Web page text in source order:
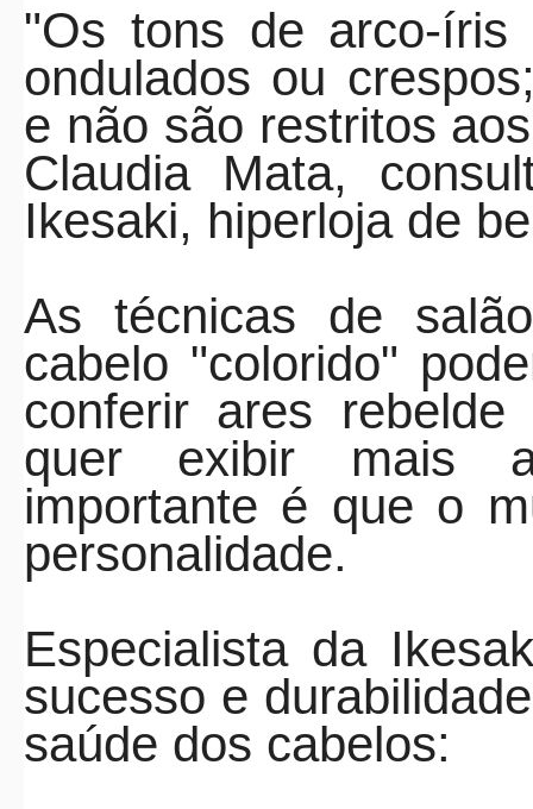
"Os tons de arco-íris
ondulados ou
e não são restritos
Claudia Mata,
Ikesaki, hiperloja de
As técnicas de
cabelo "colorido"
conferir ares
quer exibir mais
importante é que o
personalidade.
Especialista da
sucesso e
saúde dos cabelos: